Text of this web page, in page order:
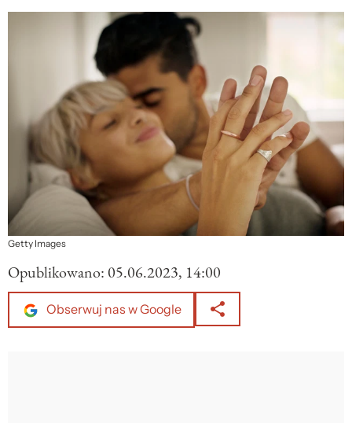
Getty Images
Opublikowano: 05.06.2023, 14:00
Obserwuj nas w Google